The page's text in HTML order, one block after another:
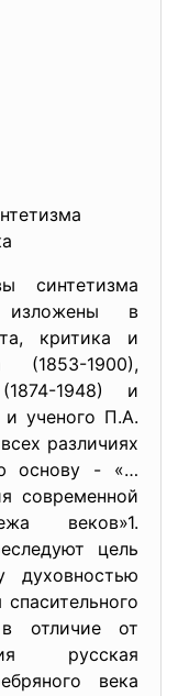
изложены в
критика и
1900),
1948) и
и ученого П.А.
различиях
основу - «…
современной
веков»1.
цель
духовностью
отличие от
русская
века